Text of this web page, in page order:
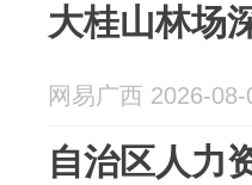
大桂山林场
网易广西 2026-08-
自治区人力